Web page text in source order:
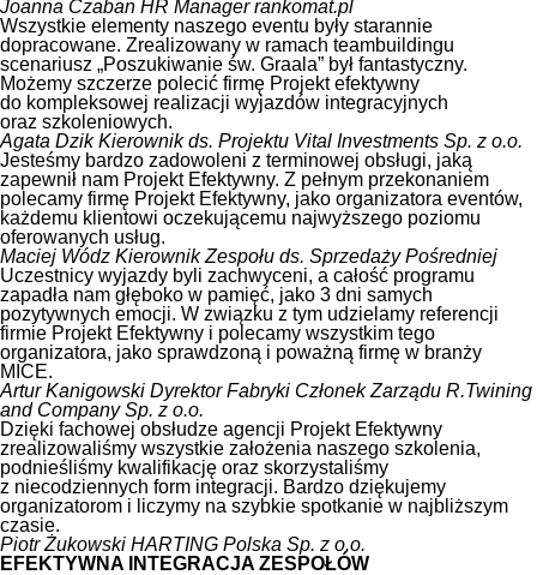
Joanna Czaban HR Manager rankomat.pl
Wszystkie elementy naszego eventu były starannie
dopracowane. Zrealizowany w ramach teambuildingu
scenariusz „Poszukiwanie św. Graala” był fantastyczny.
Możemy szczerze polecić firmę Projekt efektywny
do kompleksowej realizacji wyjazdów integracyjnych
oraz szkoleniowych.
Agata DzikKierownik ds. Projektu Vital Investments Sp. z o.o.
Jesteśmy bardzo zadowoleni z terminowej obsługi, jaką
zapewnił nam Projekt Efektywny. Z pełnym przekonaniem
polecamy firmę Projekt Efektywny, jako organizatora eventów,
każdemu klientowi oczekującemu najwyższego poziomu
oferowanych usług.
Maciej Wódz Kierownik Zespołu ds. Sprzedaży Pośredniej
Uczestnicy wyjazdy byli zachwyceni, a całość programu
zapadła nam głęboko w pamięć, jako 3 dni samych
pozytywnych emocji. W związku z tym udzielamy referencji
firmie Projekt Efektywny i polecamy wszystkim tego
organizatora, jako sprawdzoną i poważną firmę w branży
MICE.
Artur Kanigowski Dyrektor Fabryki Członek Zarządu R.Twining
and Company Sp. z o.o.
Dzięki fachowej obsłudze agencji Projekt Efektywny
zrealizowaliśmy wszystkie założenia naszego szkolenia,
podnieśliśmy kwalifikację oraz skorzystaliśmy
z niecodziennych form integracji. Bardzo dziękujemy
organizatorom i liczymy na szybkie spotkanie w najbliższym
czasie.
Piotr Żukowski HARTING Polska Sp. z o.o.
EFEKTYWNA INTEGRACJA ZESPOŁÓW